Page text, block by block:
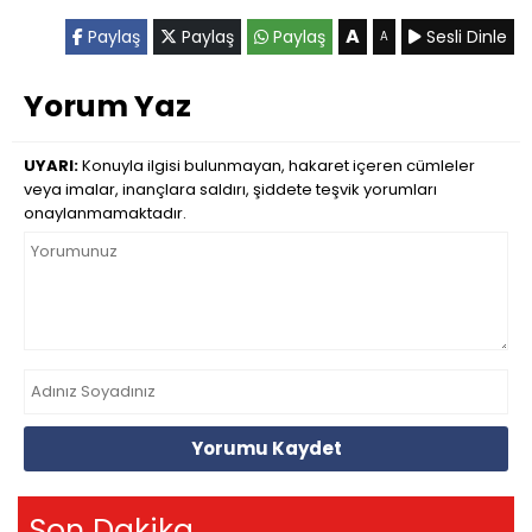
Paylaş Paylaş Paylaş A A Sesli Dinle
Yorum Yaz
UYARI:Konuyla ilgisi bulunmayan, hakaret içeren cümleler
veya imalar, inançlara saldırı, şiddete teşvik yorumları
onaylanmamaktadır.
Yorumu Kaydet